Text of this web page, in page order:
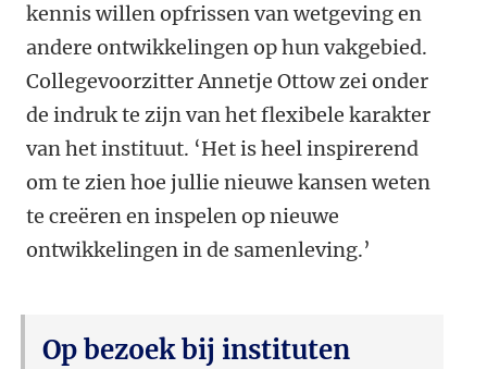
kennis willen opfrissen van wetgeving en
andere ontwikkelingen op hun vakgebied.
Collegevoorzitter Annetje Ottow zei onder
de indruk te zijn van het flexibele karakter
van het instituut. ‘Het is heel inspirerend
om te zien hoe jullie nieuwe kansen weten
te creëren en inspelen op nieuwe
ontwikkelingen in de samenleving.’
Op bezoek bij instituten